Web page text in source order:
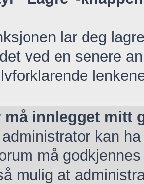
lar deg
ved en senere
må innlegget mitt
kan
må
mulig at